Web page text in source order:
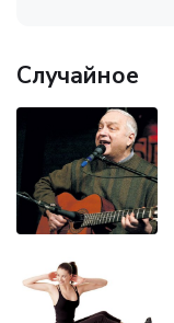
Случайное